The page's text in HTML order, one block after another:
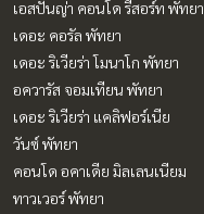
เอสปันญ่า คอนโด รีสอร์ท พัทยา
เดอะ คอรัล พัทยา
เดอะ ริเวียร่า โมนาโก พัทยา
อควารัส จอมเทียน พัทยา
เดอะ ริเวียร่า แคลิฟอร์เนีย
วันซ์ พัทยา
คอนโด อคาเดีย มิลเลนเนียม
ทาวเวอร์ พัทยา